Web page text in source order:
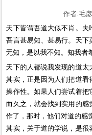
作者:毛
天下皆谓吾道大似不肖。夫
吾言甚易知、甚易行。天下
无知，是以我不知。知我者
天下的人都说我发现的道太
其实，正是因为人们把道看
操作性。如果人们尝试着把
而久之，就会找到实用的
作了，那时，他们对道的感
其实，关于道的学说，是很